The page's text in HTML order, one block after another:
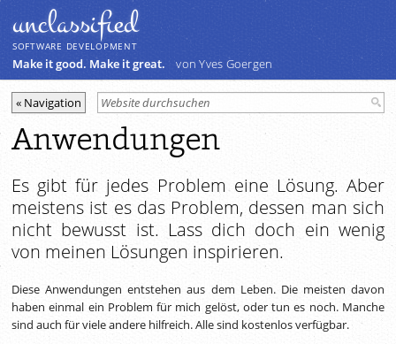
unclassiﬁed
SOFTWARE DEVELOPMENT
Make it good. Make it great. von Yves Goergen
Anwendungen
Es gibt für jedes Problem eine Lösung. Aber
meistens ist es das Problem, dessen man sich
nicht bewusst ist. Lass dich doch ein wenig
von meinen Lösungen inspirieren.
Diese Anwendungen entstehen aus dem Leben. Die meisten davon
haben einmal ein Problem für mich gelöst, oder tun es noch. Manche
sind auch für viele andere hilfreich. Alle sind kostenlos verfügbar.